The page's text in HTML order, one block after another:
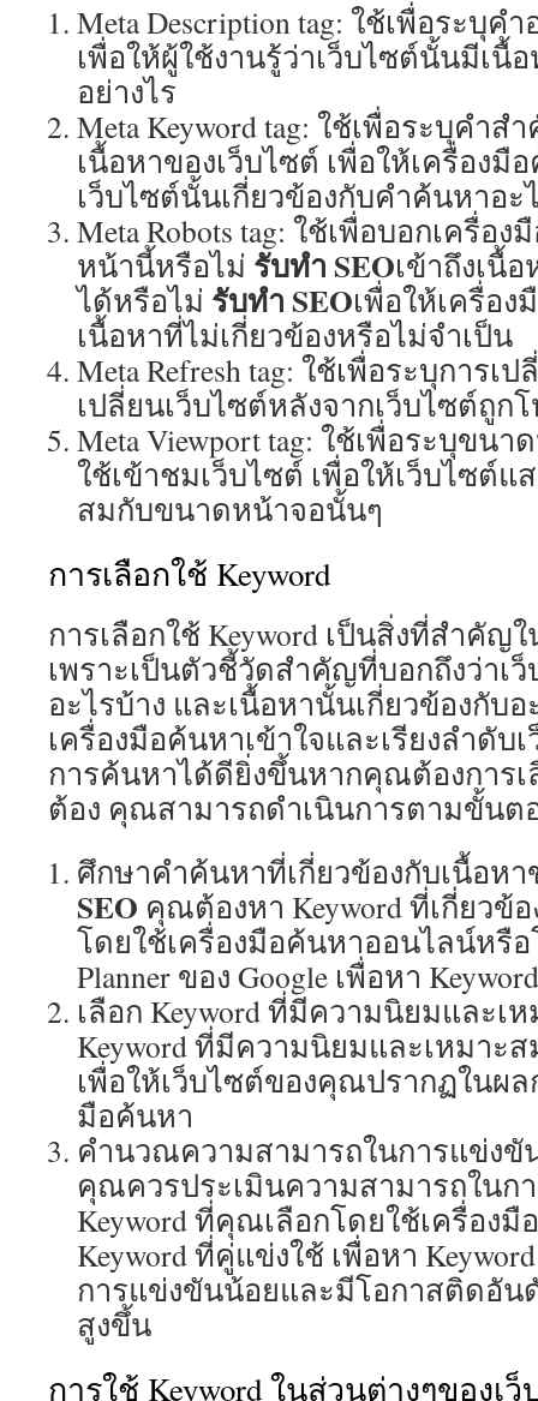
Meta Description tag: ใช้เพื่อระบุค
เพื่อให้ผู้ใช้งานรู้ว่าเว็บไซต์นั้นมีเนื้
อย่างไร
Meta Keyword tag: ใช้เพื่อระบุคำ
เนื้อหาของเว็บไซต์ เพื่อให้เครื่องมื
เว็บไซต์นั้นเกี่ยวข้องกับคำค้นหาอะ
Meta Robots tag: ใช้เพื่อบอกเครื่อ
หน้านี้หรือไม่ รับทำ SEOเข้าถึงเนื้
ได้หรือไม่ รับทำ SEOเพื่อให้เครื่อ
เนื้อหาที่ไม่เกี่ยวข้องหรือไม่จำเป็น
Meta Refresh tag: ใช้เพื่อระบุการเ
เปลี่ยนเว็บไซต์หลังจากเว็บไซต์ถูก
Meta Viewport tag: ใช้เพื่อระบุขน
ใช้เข้าชมเว็บไซต์ เพื่อให้เว็บไซต์แ
สมกับขนาดหน้าจอนั้นๆ
การเลือกใช้ Keyword
การเลือกใช้ Keyword เป็นสิ่งที่สำคัญ
เพราะเป็นตัวชี้วัดสำคัญที่บอกถึงว่าเ
อะไรบ้าง และเนื้อหานั้นเกี่ยวข้องกับอ
เครื่องมือค้นหาเข้าใจและเรียงลำดั
การค้นหาได้ดียิ่งขึ้นหากคุณต้องการเ
ต้อง คุณสามารถดำเนินการตามขั้นต
ศึกษาคำค้นหาที่เกี่ยวข้องกับเนื้อห
SEO คุณต้องหา Keyword ที่เกี่ยวข้
โดยใช้เครื่องมือค้นหาออนไลน์หรือ
Planner ของ Google เพื่อหา
เลือก Keyword ที่มีความนิยมและเ
Keyword ที่มีความนิยมและเหมาะ
เพื่อให้เว็บไซต์ของคุณปรากฏในผ
มือค้นหา
คำนวณความสามารถในการแข่ง
คุณควรประเมินความสามารถในก
Keyword ที่คุณเลือกโดยใช้เครื่อง
Keyword ที่คู่แข่งใช้ เพื่อหา
การแข่งขันน้อยและมีโอกาสติดอัน
สูงขึ้น
การใช้ Keyword ในส่วนต่างๆของเ